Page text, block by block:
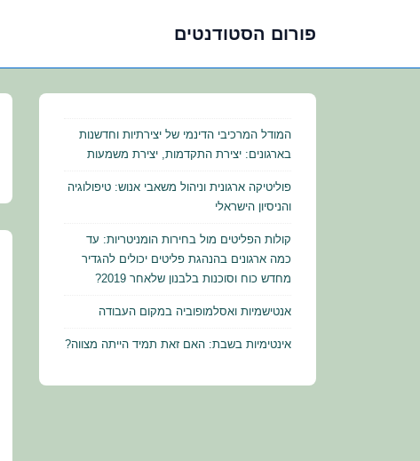
פורום הסטודנטים
המודל המרכיבי הדינמי של יצירתיות וחדשנות
בארגונים: יצירת התקדמות, יצירת משמעות
פוליטיקה ארגונית וניהול משאבי אנוש: טיפולוגיה
והניסיון הישראלי
קולות הפליטים מול בחירות הומניטריות: עד
כמה ארגונים בהנהגת פליטים יכולים להגדיר
מחדש כוח וסוכנות בלבנון שלאחר 2019?
אנטישמיות ואסלמופוביה במקום העבודה
אינטימיות בשבת: האם זאת תמיד הייתה מצווה?